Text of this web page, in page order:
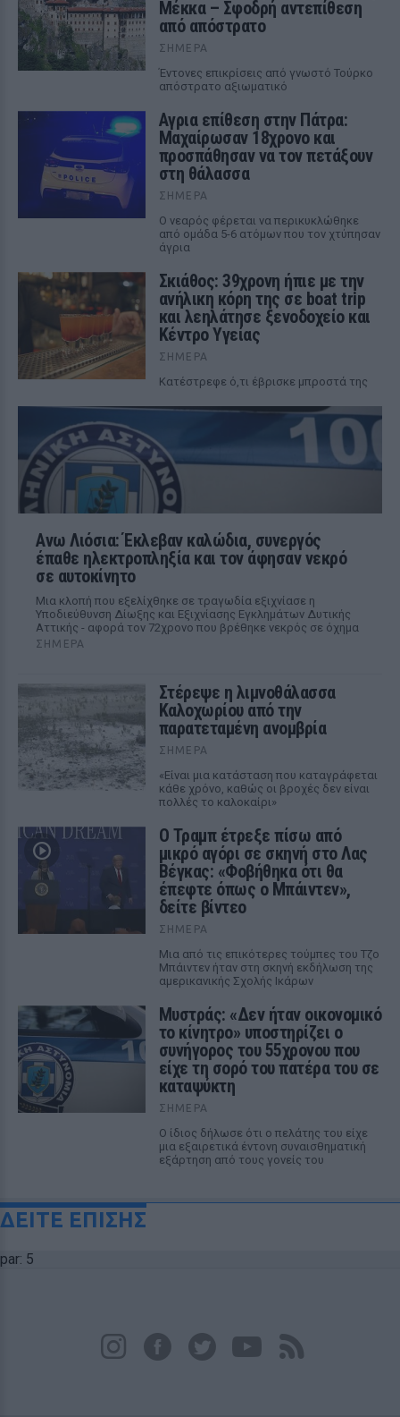
Μέκκα – Σφοδρή αντεπίθεση
από απόστρατο
ΣΉΜΕΡΑ
Έντονες επικρίσεις από γνωστό Τούρκο
απόστρατο αξιωματικό
Αγρια επίθεση στην Πάτρα:
Μαχαίρωσαν 18χρονο και
προσπάθησαν να τον πετάξουν
στη θάλασσα
ΣΉΜΕΡΑ
Ο νεαρός φέρεται να περικυκλώθηκε
από ομάδα 5-6 ατόμων που τον χτύπησαν
άγρια
Σκιάθος: 39χρονη ήπιε με την
ανήλικη κόρη της σε boat trip
και λεηλάτησε ξενοδοχείο και
Κέντρο Υγείας
ΣΉΜΕΡΑ
Κατέστρεφε ό,τι έβρισκε μπροστά της
Ανω Λιόσια: Έκλεβαν καλώδια, συνεργός
έπαθε ηλεκτροπληξία και τον άφησαν νεκρό
σε αυτοκίνητο
Μια κλοπή που εξελίχθηκε σε τραγωδία εξιχνίασε η
Υποδιεύθυνση Δίωξης και Εξιχνίασης Εγκλημάτων Δυτικής
Αττικής - αφορά τον 72χρονο που βρέθηκε νεκρός σε όχημα
ΣΉΜΕΡΑ
Στέρεψε η λιμνοθάλασσα
Καλοχωρίου από την
παρατεταμένη ανομβρία
ΣΉΜΕΡΑ
«Είναι μια κατάσταση που καταγράφεται
κάθε χρόνο, καθώς οι βροχές δεν είναι
πολλές το καλοκαίρι»
Ο Τραμπ έτρεξε πίσω από
μικρό αγόρι σε σκηνή στο Λας
Βέγκας: «Φοβήθηκα ότι θα
έπεφτε όπως ο Μπάιντεν»,
δείτε βίντεο
ΣΉΜΕΡΑ
Μια από τις επικότερες τούμπες του Τζο
Μπάιντεν ήταν στη σκηνή εκδήλωση της
αμερικανικής Σχολής Ικάρων
Μυστράς: «Δεν ήταν οικονομικό
το κίνητρο» υποστηρίζει ο
συνήγορος του 55χρονου που
είχε τη σορό του πατέρα του σε
καταψύκτη
ΣΉΜΕΡΑ
Ο ίδιος δήλωσε ότι ο πελάτης του είχε
μια εξαιρετικά έντονη συναισθηματική
εξάρτηση από τους γονείς του
ΔΕΙΤΕ ΕΠΙΣΗΣ
par: 5